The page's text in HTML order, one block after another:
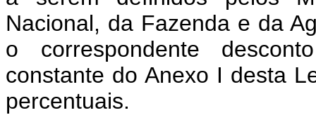
Nacional, da Fazenda e da
o correspondente
constante do Anexo I desta
percentuais.